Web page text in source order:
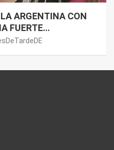
ARGENTINA CON
FUERTE
ICARDI